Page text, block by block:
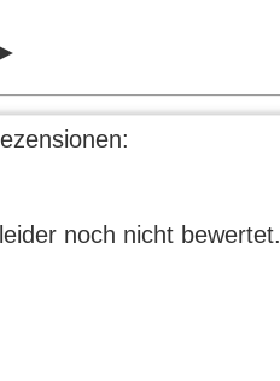
noch nicht bewertet.